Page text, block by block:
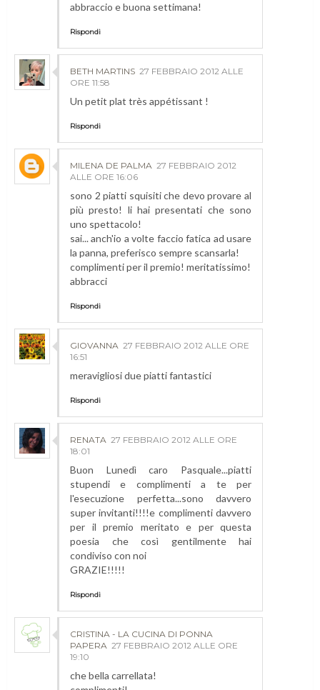
abbraccio e buona settimana!
Rispondi
BETH MARTINS 27 FEBBRAIO 2012 ALLE
ORE 11:58
Un petit plat très appétissant !
Rispondi
MILENA DE PALMA 27 FEBBRAIO 2012
ALLE ORE 16:06
sono 2 piatti squisiti che devo provare al
più presto! li hai presentati che sono
uno spettacolo!
sai... anch'io a volte faccio fatica ad usare
la panna, preferisco sempre scansarla!
complimenti per il premio! meritatissimo!
abbracci
Rispondi
GIOVANNA 27 FEBBRAIO 2012 ALLE ORE
16:51
meravigliosi due piatti fantastici
Rispondi
RENATA 27 FEBBRAIO 2012 ALLE ORE
18:01
Buon Lunedì caro Pasquale...piatti
stupendi e complimenti a te per
l'esecuzione perfetta...sono davvero
super invitanti!!!!e complimenti davvero
per il premio meritato e per questa
poesia che così gentilmente hai
condiviso con noi
GRAZIE!!!!!
Rispondi
CRISTINA - LA CUCINA DI PONNA
PAPERA 27 FEBBRAIO 2012 ALLE ORE
19:10
che bella carrellata!